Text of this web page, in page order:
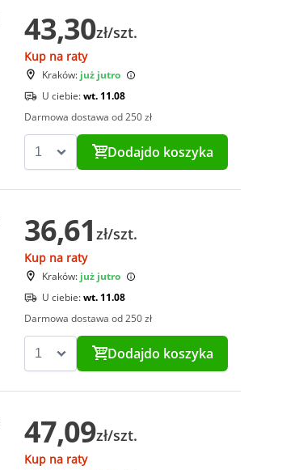
43,30zł/szt.
Kup na raty
Kraków: już jutro
U ciebie:wt. 11.08
Darmowa dostawa od 250 zł
Dodajdo koszyka
36,61 zł/szt.
Kup na raty
Kraków: już jutro
U ciebie:wt. 11.08
Darmowa dostawa od 250 zł
Dodajdo koszyka
47,09zł/szt.
Kup na raty